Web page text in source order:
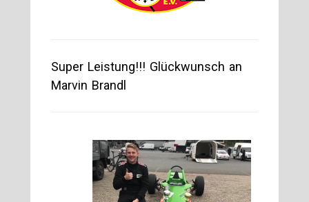
Super Leistung!!! Glückwunsch an
Marvin Brandl